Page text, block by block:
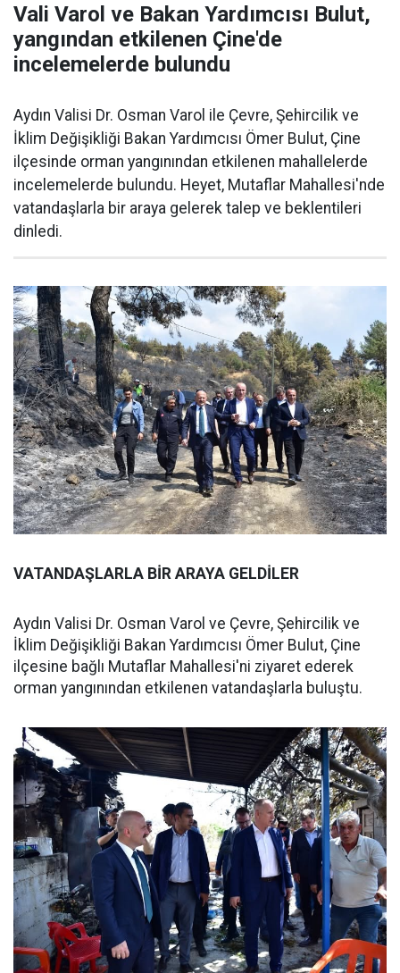
Vali Varol ve Bakan Yardımcısı Bulut,
yangından etkilenen Çine'de
incelemelerde bulundu
Aydın Valisi Dr. Osman Varol ile Çevre, Şehircilik ve
İklim Değişikliği Bakan Yardımcısı Ömer Bulut, Çine
ilçesinde orman yangınından etkilenen mahallelerde
incelemelerde bulundu. Heyet, Mutaflar Mahallesi'nde
vatandaşlarla bir araya gelerek talep ve beklentileri
dinledi.
VATANDAŞLARLA BİR ARAYA GELDİLER
Aydın Valisi Dr. Osman Varol ve Çevre, Şehircilik ve
İklim Değişikliği Bakan Yardımcısı Ömer Bulut, Çine
ilçesine bağlı Mutaflar Mahallesi'ni ziyaret ederek
orman yangınından etkilenen vatandaşlarla buluştu.